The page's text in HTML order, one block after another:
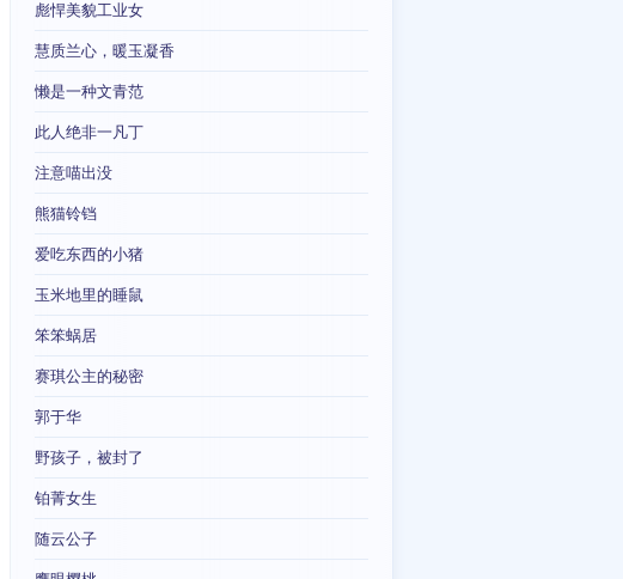
彪悍美貌工业女
慧质兰心，暖玉凝香
懒是一种文青范
此人绝非一凡丁
注意喵出没
熊猫铃铛
爱吃东西的小猪
玉米地里的睡鼠
笨笨蜗居
赛琪公主的秘密
郭于华
野孩子，被封了
铂菁女生
随云公子